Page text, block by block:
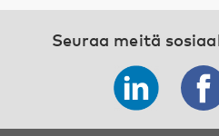
Seuraa meitä